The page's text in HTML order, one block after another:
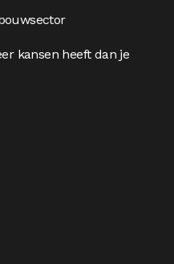
kansen heeft dan je